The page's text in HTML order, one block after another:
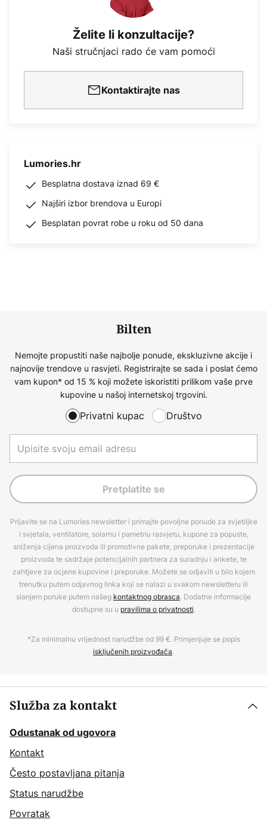
Želite li konzultacije?
Naši stručnjaci rado će vam pomoći
Kontaktirajte nas
Lumories.hr
Besplatna dostava iznad 69 €
Najširi izbor brendova u Europi
Besplatan povrat robe u roku od 50 dana
Bilten
Nemojte propustiti naše najbolje ponude, ekskluzivne akcije i
najnovije trendove u rasvjeti. Registrirajte se sada i poslat ćemo
vam kupon* od 15 % koji možete iskoristiti prilikom vaše prve
kupovine u našoj internetskoj trgovini.
Privatni kupac Društvo
Pretplatite se
Prijavite se na Lumories newsletter i primajte povoljne ponude za svjetiljke
i svjetala, ventilatore, solarnu i pametnu rasvjetu, kupone za popuste,
sniženja cijena proizvoda ili promotivne pakete, preporuke i prezentacije
proizvoda te sadržaje potencijalnih partnera za suradnju i ankete, te
zahtjeve za ocjene kupovine i preporuke. Možete se odjaviti u bilo kojem
trenutku putem odjavnog linka koji se nalazi u svakom newsletteru ili
slanjem poruke putem našeg kontaktnog obrasca. Dodatne informacije
dostupne su u pravilima o privatnosti.
*Za minimalnu vrijednost narudžbe od 99 €. Primjenjuje se popis
isključenih proizvođača.
Služba za kontakt
Odustanak od ugovora
Kontakt
Često postavljana pitanja
Status narudžbe
Povratak